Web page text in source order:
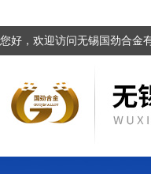
您好，欢迎访问无锡国劲合金